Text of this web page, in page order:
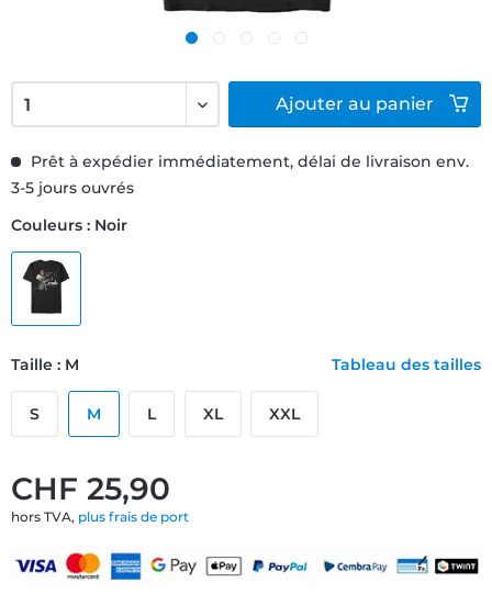
CHF 25,90
hors TVA, plus frais de port
Prêt à expédier immédiatement, délai de livraison env.
3-5 jours ouvrés
Couleurs : Noir
Taille : M Tableau des tailles
S M L XL XXL
Ajouter au panier